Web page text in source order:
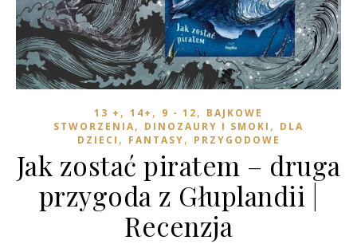
13 + , 14+ , 9 - 12, BAJKOWE
STWORZENIA, DINOZAURY I SMOKI , DLA
DZIECI , FANTASY, PRZYGODOWE
Jak zostać piratem – druga
przygoda z Głuplandii |
Recenzja